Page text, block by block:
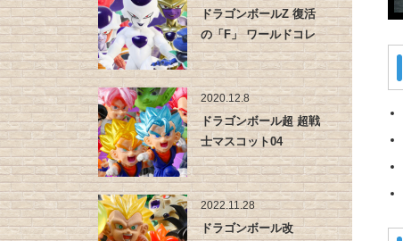
ドラゴンボールZ 復活
の「F」 ワールドコレ
クタブ…
2020.12.8
ドラゴンボール超 超戦
士マスコット04
2022.11.28
ドラゴンボール改